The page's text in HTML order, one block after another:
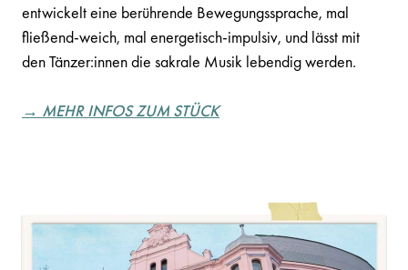
entwickelt eine berührende Bewegungssprache, mal
fließend-weich, mal energetisch-impulsiv, und lässt mit
den Tänzer:innen die sakrale Musik lebendig werden.
→ MEHR INFOS ZUM STÜCK